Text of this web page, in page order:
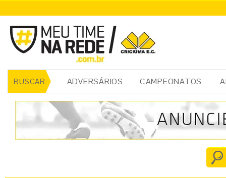
BUSCAR ADVERSÁRIOS CAMPEONATOS